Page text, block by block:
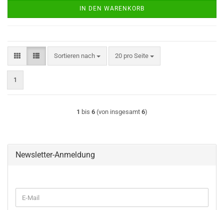
IN DEN WARENKORB
Sortieren nach
Sortieren nach 20 pro Seite
pro Seite
1
1 bis 6 (von insgesamt 6)
Newsletter-Anmeldung
ZUR
E-
Mail